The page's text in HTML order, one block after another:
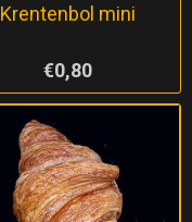
Krentenbol mini
€0,80